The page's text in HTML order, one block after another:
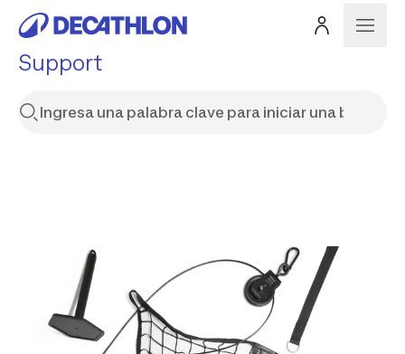
Support